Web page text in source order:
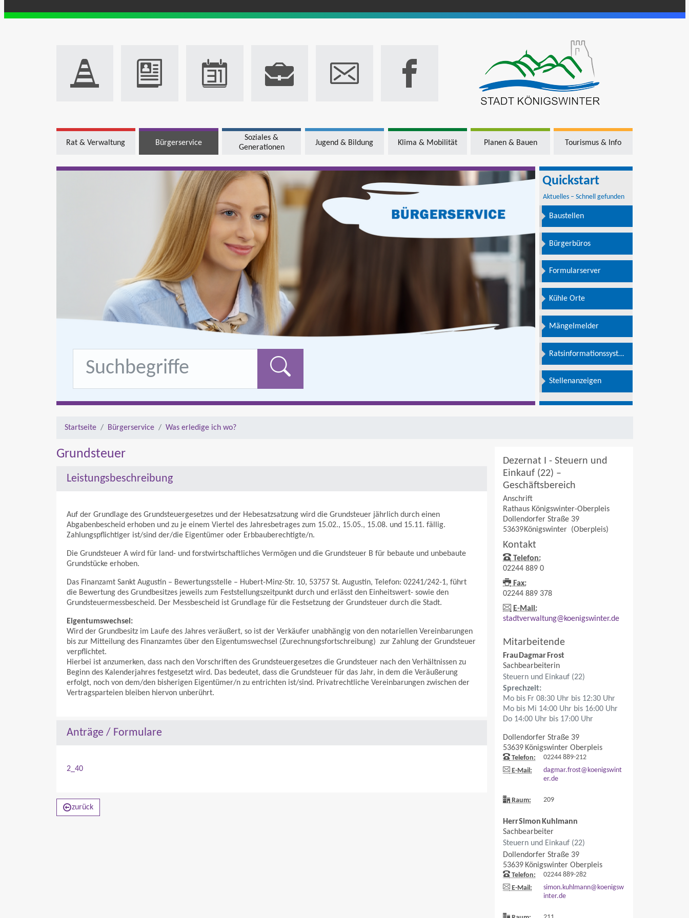
Rat & Verwaltung Bürgerservice
Soziales &
Generationen
Jugend & Bildung Klima & Mobilität Planen & Bauen Tourismus & Info
Formularschaltfläche
Quickstart
Aktuelles – Schnell gefunden
Baustellen
Bürgerbüros
Formularserver
Kühle Orte
Mängelmelder
Ratsinformationssystem
Stellenanzeigen
Startseite Bürgerservice Was erledige ich wo?
Grundsteuer
Leistungsbeschreibung
Auf der Grundlage des Grundsteuergesetzes und der Hebesatzsatzung wird die Grundsteuer jährlich durch einen
Abgabenbescheid erhoben und zu je einem Viertel des Jahresbetrages zum 15.02., 15.05., 15.08. und 15.11. fällig.
Zahlungspflichtiger ist/sind der/die Eigentümer oder Erbbauberechtigte/n.
Die Grundsteuer A wird für land- und forstwirtschaftliches Vermögen und die Grundsteuer B für bebaute und unbebaute
Grundstücke erhoben.
Das Finanzamt Sankt Augustin – Bewertungsstelle – Hubert-Minz-Str. 10, 53757 St. Augustin, Telefon: 02241/242-1, führt
die Bewertung des Grundbesitzes jeweils zum Feststellungszeitpunkt durch und erlässt den Einheitswert- sowie den
Grundsteuermessbescheid. Der Messbescheid ist Grundlage für die Festsetzung der Grundsteuer durch die Stadt.
Eigentumswechsel:
Wird der Grundbesitz im Laufe des Jahres veräußert, so ist der Verkäufer unabhängig von den notariellen Vereinbarungen
bis zur Mitteilung des Finanzamtes über den Eigentumswechsel (Zurechnungsfortschreibung) zur Zahlung der Grundsteuer
verpflichtet.
Hierbei ist anzumerken, dass nach den Vorschriften des Grundsteuergesetzes die Grundsteuer nach den Verhältnissen zu
Beginn des Kalenderjahres festgesetzt wird. Das bedeutet, dass die Grundsteuer für das Jahr, in dem die Veräußerung
erfolgt, noch von dem/den bisherigen Eigentümer/n zu entrichten ist/sind. Privatrechtliche Vereinbarungen zwischen der
Vertragsparteien bleiben hiervon unberührt.
Anträge / Formulare
2_40
zurück
Dezernat I - Steuern und
Einkauf (22) –
Geschäftsbereich
Anschrift
Rathaus Königswinter-Oberpleis
Dollendorfer Straße 39
53639 Königswinter (Oberpleis)
Kontakt
Telefon:
02244 889 0
Fax:
02244 889 378
E-Mail:
stadtverwaltung@koenigswinter.de
Mitarbeitende
Frau Dagmar Frost
Sachbearbeiterin
Steuern und Einkauf (22)
Sprechzeit:
Mo bis Fr 08:30 Uhr bis 12:30 Uhr
Mo bis Mi 14:00 Uhr bis 16:00 Uhr
Do 14:00 Uhr bis 17:00 Uhr
Dollendorfer Straße 39
53639 Königswinter Oberpleis
Telefon:
02244 889-212
E-Mail:
dagmar.frost@koenigswint
er.de
Raum: 209
HerrSimon Kuhlmann
Sachbearbeiter
Steuern und Einkauf (22)
Dollendorfer Straße 39
53639 Königswinter Oberpleis
Telefon:
02244 889-282
E-Mail:
simon.kuhlmann@koenigsw
inter.de